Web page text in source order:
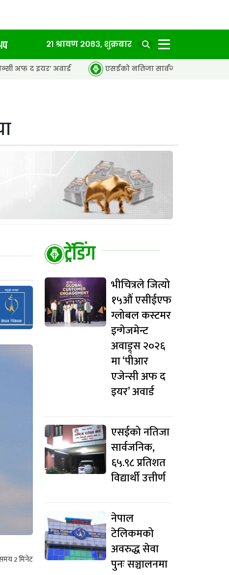
२१ श्रावण २०८३, शुक्रबार
एसईको नतिजा सार्वजनिक, ६५.९८ प्रतिशत विद्यार्थी
2मिनेट
ट्रेंडिंग
भीचित्रले जित्यो
१५औं एसीईएफ
ग्लोबल कस्टमर
इन्गेजमेन्ट
अवाड्र्स २०२६
मा ‘पीआर
एजेन्सी अफ द
इयर’ अवार्ड
एसईको नतिजा
सार्वजनिक,
६५.९८ प्रतिशत
विद्यार्थी उत्तीर्ण
नेपाल
टेलिकमको
अवरुद्ध सेवा
पुनः सञ्चालनमा